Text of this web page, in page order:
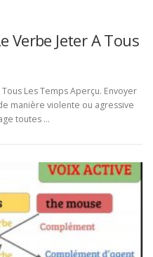
Verbe Jeter A Tous
Les Temps Aperçu. Envoyer
manière violente ou agressive
toutes …